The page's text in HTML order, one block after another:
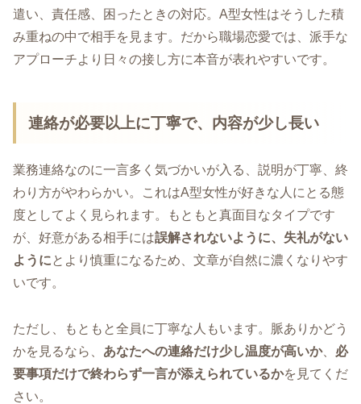
遣い、責任感、困ったときの対応。A型女性はそうした積
み重ねの中で相手を見ます。だから職場恋愛では、派手な
アプローチより日々の接し方に本音が表れやすいです。
連絡が必要以上に丁寧で、内容が少し長い
業務連絡なのに一言多く気づかいが入る、説明が丁寧、終
わり方がやわらかい。これはA型女性が好きな人にとる態
度としてよく見られます。もともと真面目なタイプです
が、好意がある相手には誤解されないように、失礼がない
ようにとより慎重になるため、文章が自然に濃くなりやす
いです。
ただし、もともと全員に丁寧な人もいます。脈ありかどう
かを見るなら、 あなたへの連絡だけ少し温度が高いか、 必
要事項だけで終わらず一言が添えられているかを見てくだ
さい。